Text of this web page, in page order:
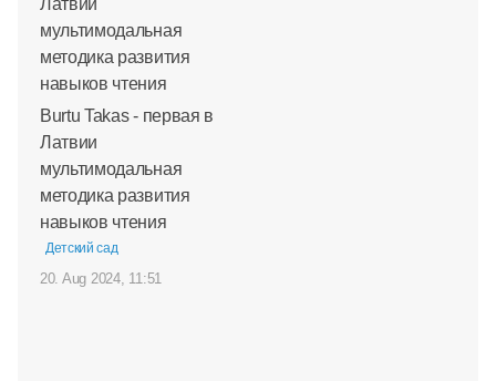
Burtu Takas - первая в
Латвии
мультимодальная
методика развития
навыков чтения
Детский сад
20. Aug 2024, 11:51